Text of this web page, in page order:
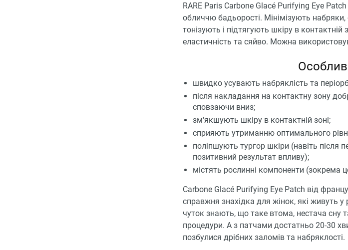
RARE Paris Carbone Glacé Purifying Eye
обличчю бадьорості. Мінімізують набряки,
тонізують і підтягують шкіру в контактній
еластичність та сяйво. Можна
швидко усувають набряклість та
після накладання на контактну зону
сповзаючи вниз;
зм'якшують шкіру в контактній зоні;
сприяють утриманню оптимального
поліпшують тургор шкіри (навіть після
позитивний результат впливу);
містять рослинні компоненти (зокрема
Carbone Glacé Purifying Eye Patch від
справжня знахідка для жінок, які живуть у
чуток знають, що таке втома, нестача сну
процедури. А з патчами достатньо 20-30
позбулися дрібних заломів та набряклості.